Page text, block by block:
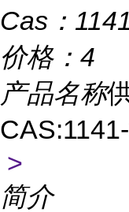
Cas：
价格： 4
产品名称
>
简介